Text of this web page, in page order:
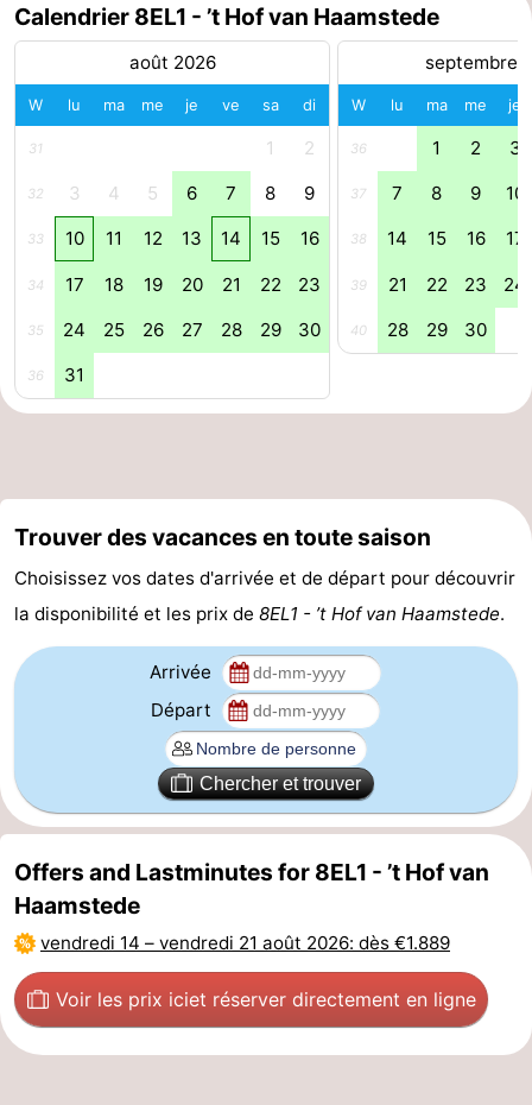
Méridionale
-
Leiden
Bollenstreek
Nature
Hollands
Noordwijk
Katwijk
Scheveningen
La
-
Schouwen-
Duiveland
-
Brouwershaven
-
Zierikzee
-
Nature
Oosterschelde
-
Burgh
Haamstede
-
Nature
Kop
van
Walcheren
-
Veere
-
Calendrier 8EL1 - ’t Hof van Haamstede
août 2026
W lu ma me je ve sa di
31 1 2
32 3 4 5 6 7 8 9
33 10 11 12 13 14 15 16
34 17 18 19 20 21 22 23
35 24 25 26 27 28 29 30
36 31
septembre
W lu ma me je
36 1 2 3
37 7 8 9 10
38 14 15 16 17
39 21 22 23 24
40 28 29 30
Trouver des vacances en toute saison
Choisissez vos dates d'arrivée et de départ pour découvrir
la disponibilité et les prix de 8EL1 - ’t Hof van Haamstede.
Arrivée
Départ
Chercher et trouver
Offers and Lastminutes for 8EL1 - ’t Hof van
Haamstede
vendredi 14 – vendredi 21 août 2026: dès €1.889
Voir les prix iciet réserver directement en ligne